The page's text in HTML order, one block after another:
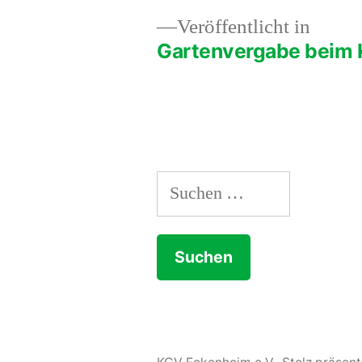
Beitragsnavigation
Veröffentlicht in
Gartenvergabe beim
Suchen
nach: